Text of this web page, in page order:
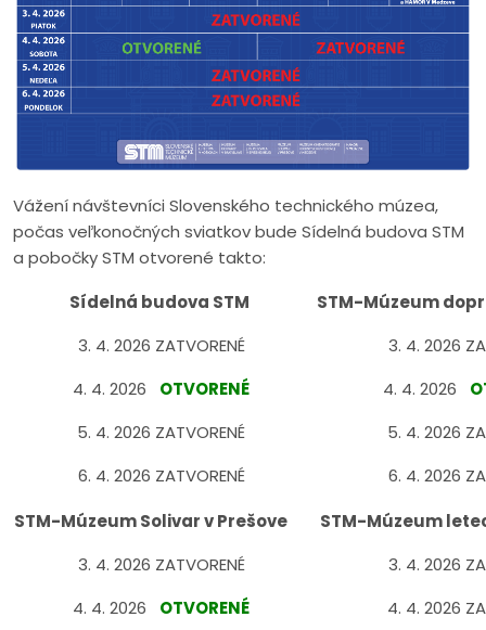
Vážení návštevníci Slovenského technického múzea,
počas veľkonočných sviatkov bude Sídelná budova STM
a pobočky STM otvorené takto:
Sídelná budova STM
3. 4. 2026 ZATVORENÉ
4. 4. 2026
OTVORENÉ
5. 4. 2026 ZATVORENÉ
6. 4. 2026 ZATVORENÉ
STM-Múzeum
3. 4. 2026
4. 4. 2026
5. 4. 2026
6. 4. 2026
STM-Múzeum Solivar v Prešove
3. 4. 2026 ZATVORENÉ
4. 4. 2026 OTVORENÉ
STM-Múzeum
3. 4. 2026
4. 4. 2026